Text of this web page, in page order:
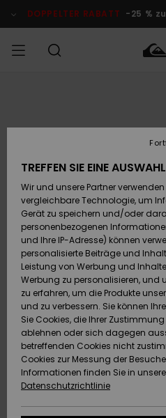
Produktinformation
DOPPELTER RABATT -25 %
Flip-
Surf
Snow
Flip-
Surf
Snow
FRAUEN
Snow
SURF
Kinder
SNOW
Snow
Kinder
Snow
Damen
DOPPELTER
RABATT
KINDER
Outlet
Frauen
HILFE & KONTAKT
Retouren
Quiksilver
Freedom
NACHHALTIGKEIT
TREFFEN SIE EINE
Wir und unsere Partner
vergleichbare Technologie, um
Gerät zu speichern und/oder
personenbezogenen
und Ihre IP-Adresse) können
personalisierte Beiträge und
Leistung von Werbung und
Werbung zu personalisieren, und
zu erfahren, um die Produkte
und zu verbessern. Sie können
Sie Cookies, die Ihrer
ablehnen oder sich dagegen
betreffenden Cookies nicht
Cookies zur Messung der
Informationen finden Sie in
Datenschutzrichtlinie